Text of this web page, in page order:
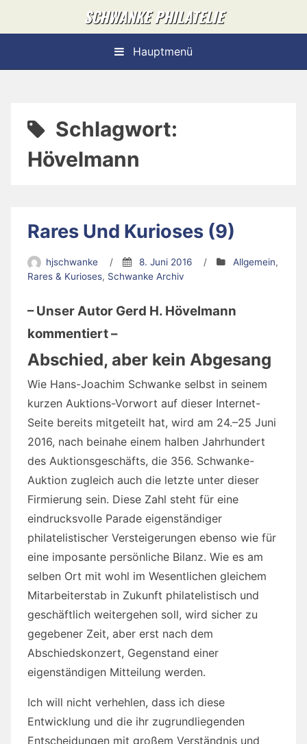
SCHWANKE PHILATELIE
Hauptmenü
Schlagwort:
Hövelmann
Rares Und Kurioses (9)
hjschwanke / 8. Juni 2016 / Allgemein,
Rares & Kurioses, Schwanke Archiv
– Unser Autor Gerd H. Hövelmann
kommentiert –
Abschied, aber kein Abgesang
Wie Hans-Joachim Schwanke selbst in seinem
kurzen Auktions-Vorwort auf dieser Internet-
Seite bereits mitgeteilt hat, wird am 24.–25 Juni
2016, nach beinahe einem halben Jahrhundert
des Auktionsgeschäfts, die 356. Schwanke-
Auktion zugleich auch die letzte unter dieser
Firmierung sein. Diese Zahl steht für eine
eindrucksvolle Parade eigenständiger
philatelistischer Versteigerungen ebenso wie für
eine imposante persönliche Bilanz. Wie es am
selben Ort mit wohl im Wesentlichen gleichem
Mitarbeiterstab in Zukunft philatelistisch und
geschäftlich weitergehen soll, wird sicher zu
gegebener Zeit, aber erst nach dem
Abschiedskonzert, Gegenstand einer
eigenständigen Mitteilung werden.
Ich will nicht verhehlen, dass ich diese
Entwicklung und die ihr zugrundliegenden
Entscheidungen mit großem Verständnis und